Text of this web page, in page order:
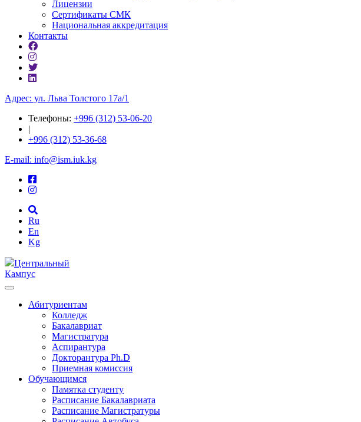
Лицензии
Сертификаты СМК
Национальная аккредитация
Контакты
Адрес: ул. ​Льва Толстого 17а/1
Телефоны: +996 (312) 53-06-20
|
+996 (312) 53-36-68
E-mail: info@ism.iuk.kg
Ru
En
Kg
Центральный
Кампус
Абитуриентам
Колледж
Бакалавриат
Магистратура
Аспирантура
Докторантура Ph.D
Приемная комиссия
Обучающимся
Памятка студенту
Расписание Бакалавриата
Расписание Магистратуры